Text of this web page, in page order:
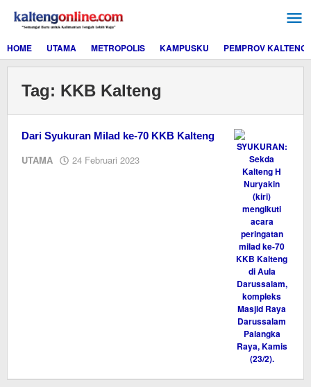
konten
HOME
UTAMA METROPOLIS KAMPUSKU PEMPROV KALTENG
Tag: KKB Kalteng
Dari Syukuran Milad ke-70 KKB Kalteng
UTAMA 24 Februari 2023